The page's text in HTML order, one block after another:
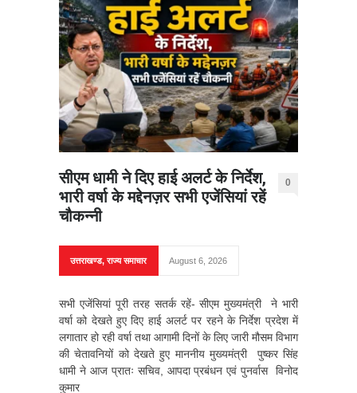
सीएम धामी ने दिए हाई अलर्ट के निर्देश,
भारी वर्षा के मद्देनज़र सभी एजेंसियां रहें
चौकन्नी
0
उत्तराखण्ड,राज्य समाचार August 6, 2026
सभी एजेंसियां पूरी तरह सतर्क रहें- सीएम मुख्यमंत्री ने भारी
वर्षा को देखते हुए दिए हाई अलर्ट पर रहने के निर्देश प्रदेश में
लगातार हो रही वर्षा तथा आगामी दिनों के लिए जारी मौसम विभाग
की चेतावनियों को देखते हुए माननीय मुख्यमंत्री पुष्कर सिंह
धामी ने आज प्रातः सचिव, आपदा प्रबंधन एवं पुनर्वास विनोद
कुमार